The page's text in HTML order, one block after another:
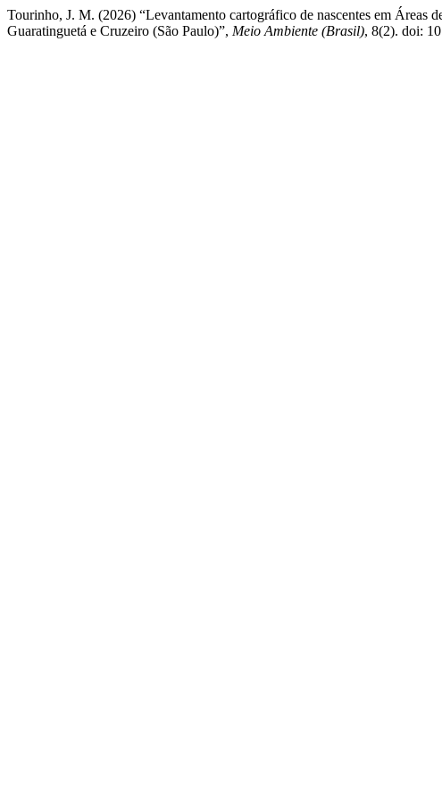
Tourinho, J. M. (2026) “Levantamento cartográfico de nascentes em Áreas
Guaratinguetá e Cruzeiro (São Paulo)”, Meio Ambiente (Brasil), 8(2). doi: